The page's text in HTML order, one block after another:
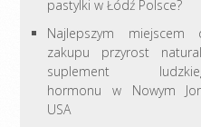
pastylki w Łódź Polsce?
Najlepszym miejscem
zakupu przyrost
suplement
hormonu w Nowym
USA